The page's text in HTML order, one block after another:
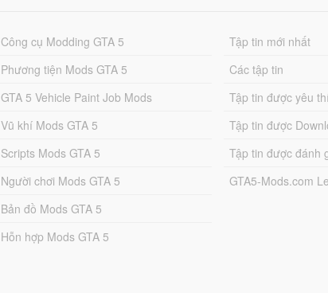
Công cụ Modding GTA 5
Phương tiện Mods GTA 5
GTA 5 Vehicle Paint Job Mods
Vũ khí Mods GTA 5
Scripts Mods GTA 5
Người chơi Mods GTA 5
Bản đồ Mods GTA 5
Hỗn hợp Mods GTA 5
Tập tin mới nhất
Các tập tin
Tập tin được yêu
Tập tin được
Tập tin được đánh
GTA5-Mods.com